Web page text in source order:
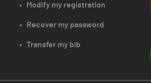
•   Modify my registration
•   Recover my password
•   Transfer my bib